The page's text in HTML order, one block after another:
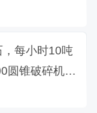
任选！
每小时10吨
圆锥破碎机加